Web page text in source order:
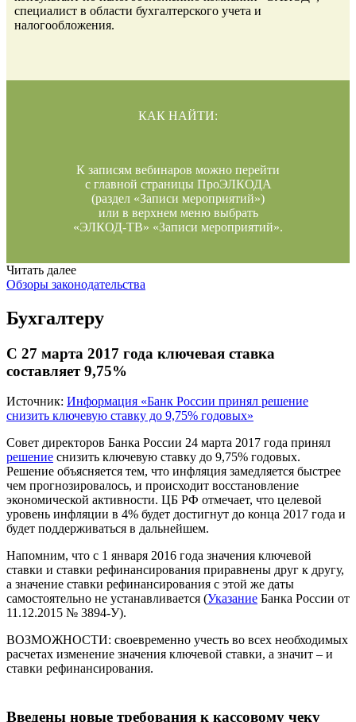
специалист в области бухгалтерского учета и
налогообложения.
КАК НАЙТИ:
К записям вебинаров можно перейти
с главной страницы ПроЭЛКОДА
(раздел «Записи мероприятий»)
или в верхнем меню выбрать
«ЭЛКОД-ТВ» «Записи мероприятий».
Читать далее
Обзоры законодательства
Бухгалтеру
С 27 марта 2017 года ключевая ставка
составляет 9,75%
Источник: Информация «Банк России принял решение
снизить ключевую ставку до 9,75% годовых»
Совет директоров Банка России 24 марта 2017 года принял
решение снизить ключевую ставку до 9,75% годовых.
Решение объясняется тем, что инфляция замедляется быстрее
чем прогнозировалось, и происходит восстановление
экономической активности. ЦБ РФ отмечает, что целевой
уровень инфляции в 4% будет достигнут до конца 2017 года и
будет поддерживаться в дальнейшем.
Напомним, что с 1 января 2016 года значения ключевой
ставки и ставки рефинансирования приравнены друг к другу,
а значение ставки рефинансирования с этой же даты
самостоятельно не устанавливается (Указание Банка России от
11.12.2015 № 3894-У).
ВОЗМОЖНОСТИ: своевременно учесть во всех необходимых
расчетах изменение значения ключевой ставки, а значит – и
ставки рефинансирования.
Введены новые требования к кассовому чеку